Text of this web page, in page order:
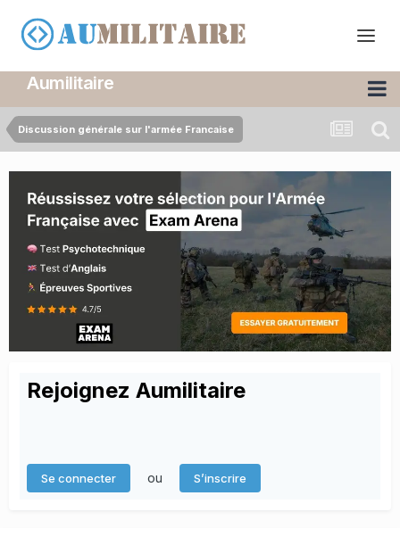
Aumilitaire
Discussion générale sur l'armée Francaise
Rejoignez Aumilitaire
Se connecter ou S’inscrire